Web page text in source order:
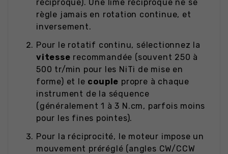
réciproque). Une lime réciproque ne se
règle jamais en rotation continue, et
inversement.
Pour le rotatif continu, sélectionnez la
vitesse recommandée (souvent 250 à
500 tr/min pour les NiTi de mise en
forme) et le couple propre à chaque
instrument de la séquence
(généralement 1 à 3 N.cm, parfois moins
pour les fines pointes).
Pour la réciprocité, le moteur impose un
mouvement préréglé (angles CW/CCW